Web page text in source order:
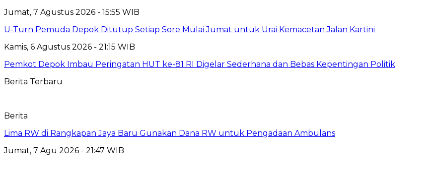
Jumat, 7 Agustus 2026 - 15:55 WIB
U-Turn Pemuda Depok Ditutup Setiap Sore Mulai Jumat untuk Urai Kemacetan Jalan Kartini
Kamis, 6 Agustus 2026 - 21:15 WIB
Pemkot Depok Imbau Peringatan HUT ke-81 RI Digelar Sederhana dan Bebas Kepentingan Politik
Berita Terbaru
Berita
Lima RW di Rangkapan Jaya Baru Gunakan Dana RW untuk Pengadaan Ambulans
Jumat, 7 Agu 2026 - 21:47 WIB